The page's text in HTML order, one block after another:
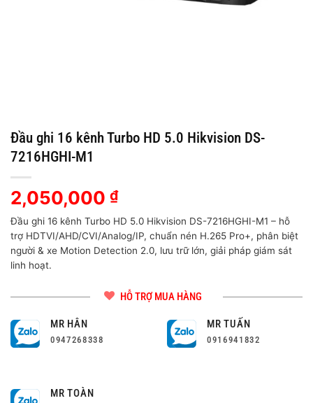
Đầu ghi 16 kênh Turbo HD 5.0 Hikvision DS-
7216HGHI-M1
2,050,000 ₫
Đầu ghi 16 kênh Turbo HD 5.0 Hikvision DS-7216HGHI-M1 – hỗ
trợ HDTVI/AHD/CVI/Analog/IP, chuẩn nén H.265 Pro+, phân biệt
người & xe Motion Detection 2.0, lưu trữ lớn, giải pháp giám sát
linh hoạt.
HỖ TRỢ MUA HÀNG
MR HÂN
0947268338
MR TUẤN
0916941832
MR TOÀN